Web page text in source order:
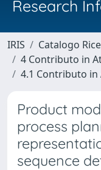
Research
IRIS
Catalogo
4 Contributo in
4.1 Contributo
Product
process
sequence